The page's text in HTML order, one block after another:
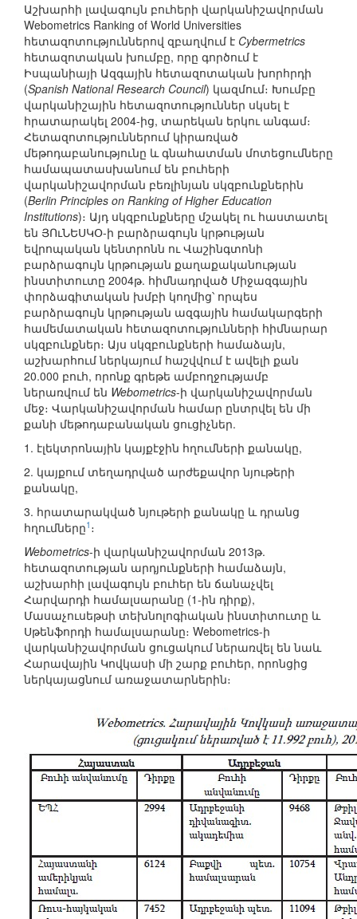
Աշխարհի լավագույն բուհերի վարկանիշավորման
Webometrics Ranking of World Universities
հետազոտություններով զբաղվում է Cybermetrics
հետազոտական խումբը, որը գործում է
Իսպանիայի Ազգային հետազոտական խորհրդի
(Spanish National Research Council) կազմում։ Խումբը
վարկանիշային հետազոտություններ սկսել է
հրատարակել 2004-ից, տարեկան երկու անգամ։
Հետազոտություններում կիրառված
մեթոդաբանությունը և գնահատման մոտեցումները
համապատասխանում են բուհերի
վարկանիշավորման բեռլինյան սկզբունքներին
(Berlin Principles on Ranking of Higher Education
Institutions)։ Այդ սկզբունքները մշակել ու հաստատել
են ՅՈւՆԵՍԿՕ-ի բարձրագույն կրթության
եվրոպական կենտրոնն ու Վաշինգտոնի
բարձրագույն կրթության քաղաքականության
ինստիտուտը 2004թ. հիմնադրված Միջազգային
փորձագիտական խմբի կողմից՝ որպես
բարձրագույն կրթության ազգային համակարգերի
համեմատական հետազոտությունների հիմնարար
սկզբունքներ։ Այս սկզբունքների համաձայն,
աշխարհում ներկայում հաշվվում է ավելի քան
20.000 բուհ, որոնք գրեթե ամբողջությամբ
ներառվում են Webometrics-ի վարկանիշավորման
մեջ։ Վարկանիշավորման համար ընտրվել են մի
քանի մեթոդաբանական ցուցիչներ.
1. էլեկտրոնային կայքէջին հղումների քանակը,
2. կայքում տեղադրված արժեքավոր նյութերի
քանակը,
3. հրատարակված նյութերի քանակը և դրանց
հղումները1 ։
Webometrics-ի վարկանիշավորման 2013թ.
հետազոտության արդյունքների համաձայն,
աշխարհի լավագույն բուհեր են ճանաչվել
Հարվարդի համալսարանը (1-ին դիրք),
Մասաչուսեթսի տեխնոլոգիական ինստիտուտը և
Սթենֆորդի համալսարանը։ Webometrics-ի
վարկանիշավորման ցուցակում ներառվել են նաև
Հարավային Կովկասի մի շարք բուհեր, որոնցից
ներկայացնում առաջատարներին։